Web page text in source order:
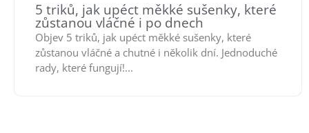
5 triků, jak upéct měkké sušenky, které
zůstanou vláčné i po dnech
Objev 5 triků, jak upéct měkké sušenky, které
zůstanou vláčné a chutné i několik dní. Jednoduché
rady, které fungují!...